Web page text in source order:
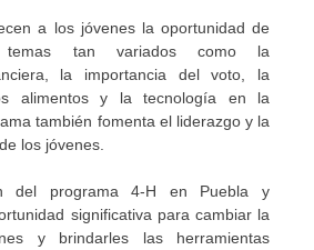
a los jóvenes la oportunidad de
temas tan variados como la
la importancia del voto, la
alimentos y la tecnología en la
también fomenta el liderazgo y la
los jóvenes.
del programa 4-H en Puebla y
significativa para cambiar la
y brindarles las herramientas